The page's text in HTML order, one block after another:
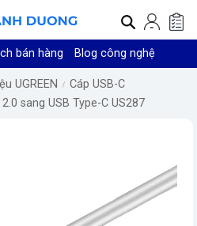
bán hàng Blog công nghệ
UGREEN
Cáp USB-C
sang USB Type-C US287